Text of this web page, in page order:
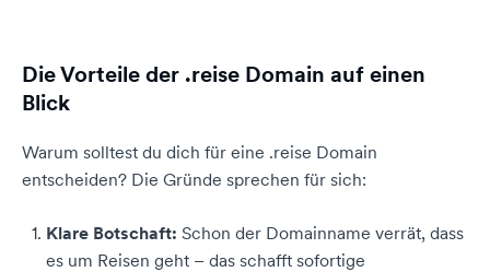
Die Vorteile der .reise Domain auf einen
Blick
Warum solltest du dich für eine .reise Domain
entscheiden? Die Gründe sprechen für sich:
Klare Botschaft: Schon der Domainname verrät, dass
es um Reisen geht – das schafft sofortige